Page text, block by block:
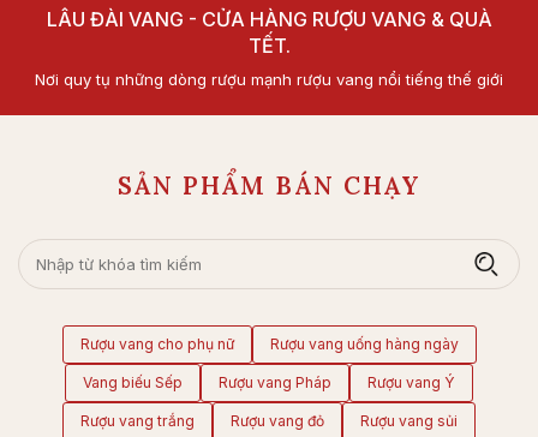
LÂU ĐÀI VANG - CỬA HÀNG RƯỢU VANG & QUÀ
TẾT.
Nơi quy tụ những dòng rượu mạnh rượu vang nổi tiếng thế giới
SẢN PHẨM BÁN CHẠY
Rượu vang cho phụ nữ Rượu vang uống hàng ngày
Vang biếu Sếp Rượu vang Pháp Rượu vang Ý
Rượu vang trắng Rượu vang đỏ Rượu vang sủi